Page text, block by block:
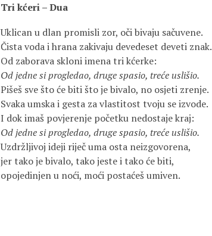
Tri kćeri – Dua
Uklican u dlan promisli zor, oči bivaju sačuvene.
Čista voda i hrana zakivaju devedeset deveti znak.
Od zaborava skloni imena tri kćerke:
Od jedne si progledao, druge spasio, treće uslišio.
Pišeš sve što će biti što je bivalo, no osjeti zrenje.
Svaka umska i gesta za vlastitost tvoju se izvode.
I dok imaš povjerenje početku nedostaje kraj:
Od jedne si progledao, druge spasio, treće uslišio.
Uzdržljivoj ideji riječ uma osta neizgovorena,
jer tako je bivalo, tako jeste i tako će biti,
opojedinjen u noći, moći postaćeš umiven.